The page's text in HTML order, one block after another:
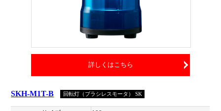
詳しくはこちら
SKH-M1T-B 回転灯（ブラシレスモータ） SK